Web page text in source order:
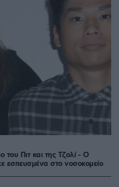
του Πιτ και της Τζολί - Ο
εσπευσμένα στο νοσοκομείο